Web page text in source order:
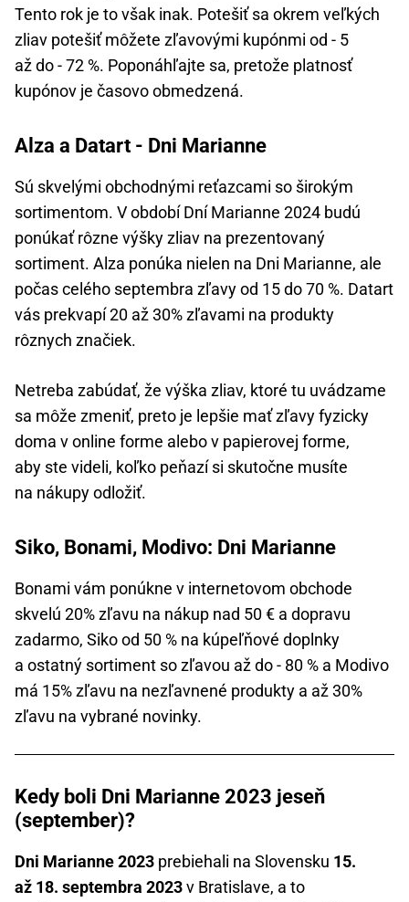
Tento rok je to však inak. Potešiť sa okrem veľkých
zliav potešiť môžete zľavovými kupónmi od - 5
až do - 72 %. Poponáhľajte sa, pretože platnosť
kupónov je časovo obmedzená.
Alza a Datart - Dni Marianne
Sú skvelými obchodnými reťazcami so širokým
sortimentom. V období Dní Marianne 2024 budú
ponúkať rôzne výšky zliav na prezentovaný
sortiment. Alza ponúka nielen na Dni Marianne, ale
počas celého septembra zľavy od 15 do 70 %. Datart
vás prekvapí 20 až 30% zľavami na produkty
rôznych značiek.
Netreba zabúdať, že výška zliav, ktoré tu uvádzame
sa môže zmeniť, preto je lepšie mať zľavy fyzicky
doma v online forme alebo v papierovej forme,
aby ste videli, koľko peňazí si skutočne musíte
na nákupy odložiť.
Siko, Bonami, Modivo: Dni Marianne
Bonami vám ponúkne v internetovom obchode
skvelú 20% zľavu na nákup nad 50 € a dopravu
zadarmo, Siko od 50 % na kúpeľňové doplnky
a ostatný sortiment so zľavou až do - 80 % a Modivo
má 15% zľavu na nezľavnené produkty a až 30%
zľavu na vybrané novinky.
Kedy boli Dni Marianne 2023 jeseň
(september)?
Dni Marianne 2023 prebiehali na Slovensku 15.
až 18. septembra 2023v Bratislave, a to